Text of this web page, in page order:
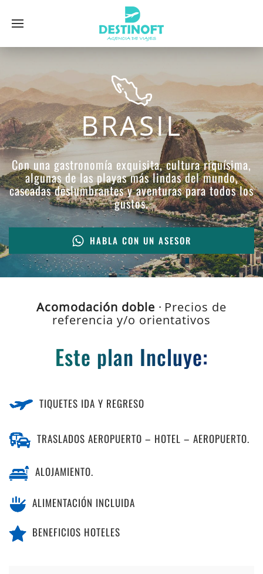
BRASIL
Con una gastronomía exquisita, cultura riquísima,
algunas de las playas más lindas del mundo,
cascadas deslumbrantes y aventuras para todos los
gustos.
HABLA CON UN ASESOR
Acomodación doble · Precios de
referencia y/o orientativos
Este plan Incluye:
TIQUETES IDA Y REGRESO
TRASLADOS AEROPUERTO – HOTEL – AEROPUERTO.
ALOJAMIENTO.
ALIMENTACIÓN INCLUIDA
BENEFICIOS HOTELES